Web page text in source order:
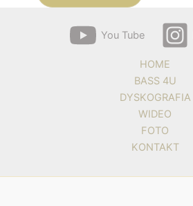
You Tube
HOME
BASS 4U
DYSKOGRAFIA
WIDEO
FOTO
KONTAKT